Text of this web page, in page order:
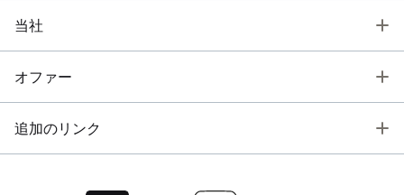
当社
オファー
追加のリンク